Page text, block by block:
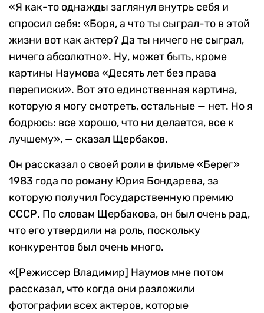
«Я как-то однажды заглянул внутрь себя и
спросил себя: «Боря, а что ты сыграл-то в этой
жизни вот как актер? Да ты ничего не сыграл,
ничего абсолютно». Ну, может быть, кроме
картины Наумова «Десять лет без права
переписки». Вот это единственная картина,
которую я могу смотреть, остальные — нет. Но я
бодрюсь: все хорошо, что ни делается, все к
лучшему», — сказал Щербаков.
Он рассказал о своей роли в фильме «Берег»
1983 года по роману Юрия Бондарева, за
которую получил Государственную премию
СССР. По словам Щербакова, он был очень рад,
что его утвердили на роль, поскольку
конкурентов был очень много.
«[Режиссер Владимир] Наумов мне потом
рассказал, что когда они разложили
фотографии всех актеров, которые